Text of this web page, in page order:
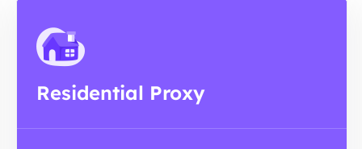
Residential Proxy